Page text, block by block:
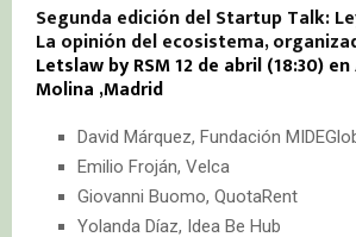
Segunda edición del Startup Talk:
La opinión del ecosistema,
Letslaw by RSM 12 de abril (18:30)
Molina ,Madrid
David Márquez, Fundación
Emilio Froján, Velca
Giovanni Buomo, QuotaRent
Yolanda Díaz, Idea Be Hub